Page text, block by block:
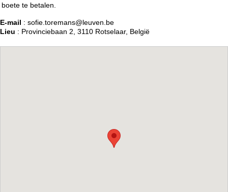
boete te betalen.
E-mail : sofie.toremans@leuven.be
Lieu : Provinciebaan 2, 3110 Rotselaar, België